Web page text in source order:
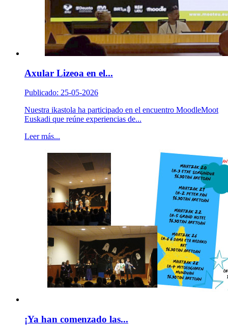
Axular Lizeoa en el...
Publicado: 25-05-2026
Nuestra ikastola ha participado en el encuentro MoodleMoot
Euskadi que reúne experiencias de...
Leer más...
¡Ya han comenzado las...